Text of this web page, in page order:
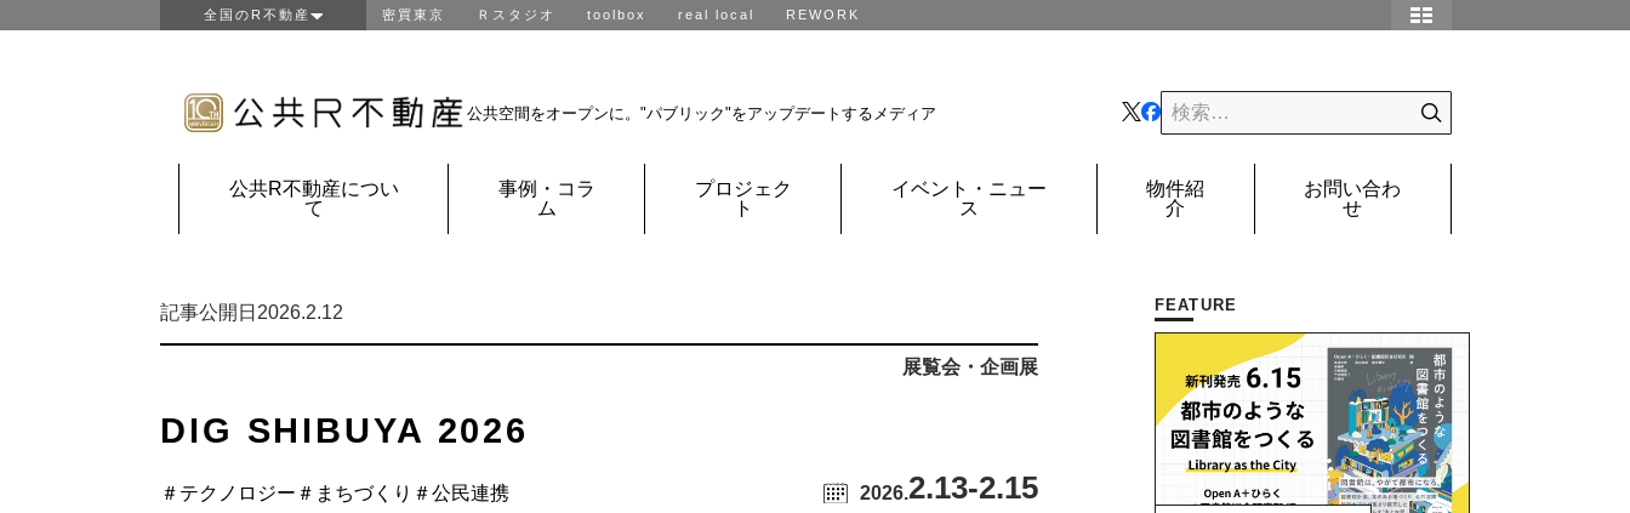
全国のR不動産
房総R不動産
鎌倉Ｒ不動産
京都Ｒ不動産
鹿児島Ｒ不動産
団地Ｒ不動産
密買東京 Ｒスタジオ toolbox real local REWORK
公共空間をオープンに。 "パブリック"をアップデートするメディア
公共R不動産につい
て
事例・コラ
ム
プロジェク
ト
イベント・ニュー
ス
物件紹
介
お問い合わ
せ
記事公開日2026.2.12
展覧会・企画展
DIG SHIBUYA 2026
2026.2.13-2.15
＃テクノロジー ＃まちづくり ＃公民連携
FEATURE